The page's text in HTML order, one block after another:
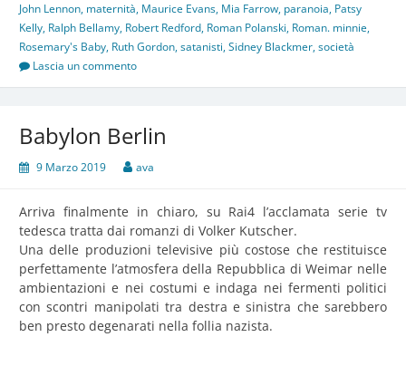
John Lennon, maternità, Maurice Evans, Mia Farrow, paranoia, Patsy
Kelly, Ralph Bellamy, Robert Redford, Roman Polanski, Roman. minnie,
Rosemary's Baby, Ruth Gordon,satanisti,Sidney Blackmer,società
Lascia un commento
Babylon Berlin
9 Marzo 2019 ava
Arriva finalmente in chiaro, su Rai4 l’acclamata serie tv
tedesca tratta dai romanzi di Volker Kutscher.
Una delle produzioni televisive più costose che restituisce
perfettamente l’atmosfera della Repubblica di Weimar nelle
ambientazioni e nei costumi e indaga nei fermenti politici
con scontri manipolati tra destra e sinistra che sarebbero
ben presto degenarati nella follia nazista.